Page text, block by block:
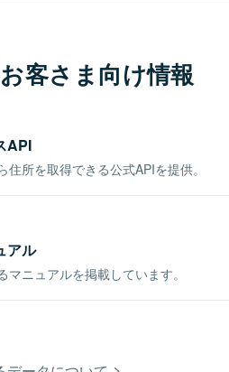
客さま向け情報
API
所を取得できる公式APIを提供。
アル
ニュアルを掲載しています。